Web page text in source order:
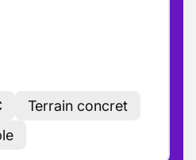
Terrain concret